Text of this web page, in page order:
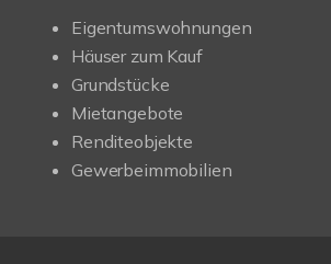
Eigentumswohnungen
Häuser zum Kauf
Grundstücke
Mietangebote
Renditeobjekte
Gewerbeimmobilien